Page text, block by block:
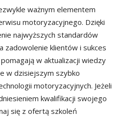
ważnym elementem
motoryzacyjnego. Dzięki
najwyższych standardów
zadowolenie klientów i sukces
w aktualizacji wiedzy
w dzisiejszym szybko
motoryzacyjnych. Jeżeli
kwalifikacji swojego
się z ofertą szkoleń